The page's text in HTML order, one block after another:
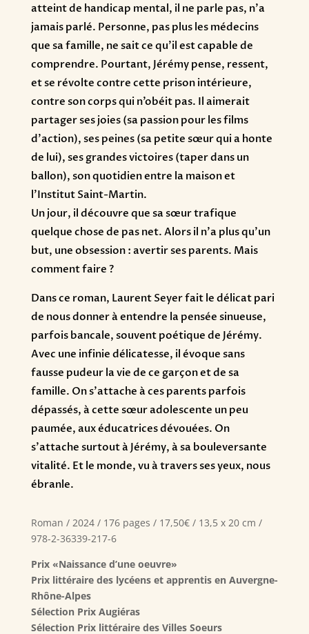
atteint de handicap mental, il ne parle pas, n’a
jamais parlé. Personne, pas plus les médecins
que sa famille, ne sait ce qu’il est capable de
comprendre. Pourtant, Jérémy pense, ressent,
et se révolte contre cette prison intérieure,
contre son corps qui n’obéit pas. Il aimerait
partager ses joies (sa passion pour les films
d’action), ses peines (sa petite sœur qui a honte
de lui), ses grandes victoires (taper dans un
ballon), son quotidien entre la maison et
l’Institut Saint-Martin.
Un jour, il découvre que sa sœur trafique
quelque chose de pas net. Alors il n’a plus qu’un
but, une obsession : avertir ses parents. Mais
comment faire ?
Dans ce roman, Laurent Seyer fait le délicat pari
de nous donner à entendre la pensée sinueuse,
parfois bancale, souvent poétique de Jérémy.
Avec une infinie délicatesse, il évoque sans
fausse pudeur la vie de ce garçon et de sa
famille. On s’attache à ces parents parfois
dépassés, à cette sœur adolescente un peu
paumée, aux éducatrices dévouées. On
s’attache surtout à Jérémy, à sa bouleversante
vitalité. Et le monde, vu à travers ses yeux, nous
ébranle.
Roman / 2024 / 176 pages / 17,50€ / 13,5 x 20 cm /
978-2-36339-217-6
Prix «Naissance d’une oeuvre»
Prix littéraire des lycéens et apprentis en Auvergne-
Rhône-Alpes
Sélection Prix Augiéras
Sélection Prix littéraire des Villes Soeurs